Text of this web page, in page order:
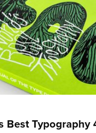
Best Typography